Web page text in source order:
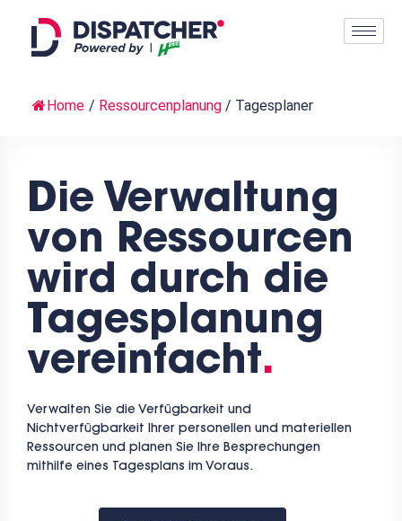
Home / Ressourcenplanung / Tagesplaner
Die Verwaltung
von Ressourcen
wird durch die
Tagesplanung
vereinfacht.
Verwalten Sie die Verfügbarkeit und
Nichtverfügbarkeit Ihrer personellen und materiellen
Ressourcen und planen Sie Ihre Besprechungen
mithilfe eines Tagesplans im Voraus.